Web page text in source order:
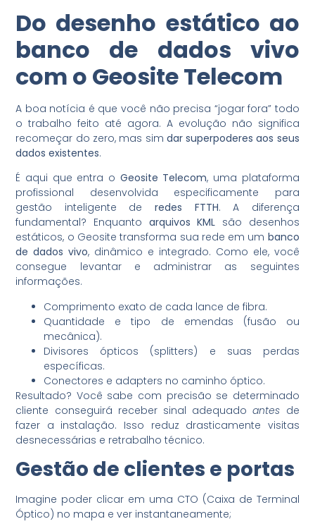
Do desenho estático ao
banco de dados vivo
com o Geosite Telecom
A boa notícia é que você não precisa “jogar fora” todo
o trabalho feito até agora. A evolução não significa
recomeçar do zero, mas sim dar superpoderes aos seus
dados existentes.
É aqui que entra o Geosite Telecom, uma plataforma
profissional desenvolvida especificamente para
gestão inteligente de redes FTTH. A diferença
fundamental? Enquanto arquivos KML são desenhos
estáticos, o Geosite transforma sua rede em um banco
de dados vivo, dinâmico e integrado. Como ele, você
consegue levantar e administrar as seguintes
informações.
Comprimento exato de cada lance de fibra.
Quantidade e tipo de emendas (fusão ou
mecânica).
Divisores ópticos (splitters) e suas perdas
específicas.
Conectores e adapters no caminho óptico.
Resultado? Você sabe com precisão se determinado
cliente conseguirá receber sinal adequadoantes de
fazer a instalação. Isso reduz drasticamente visitas
desnecessárias e retrabalho técnico.
Gestão de clientes e portas
Imagine poder clicar em uma CTO (Caixa de Terminal
Óptico) no mapa e ver instantaneamente;